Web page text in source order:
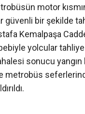
motor
güvenli bir şekilde
Kemalpaşa
yolcular
sonucu yangın
metrobüs